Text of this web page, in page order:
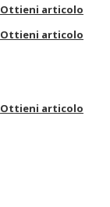
Ottieni articolo
Ottieni articolo
Ottieni articolo